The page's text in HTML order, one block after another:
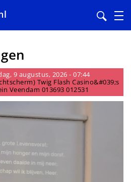
9 augustus, 2026 - 07:44
Twig Flash Casino&#039;s
Veendam 013693 012531